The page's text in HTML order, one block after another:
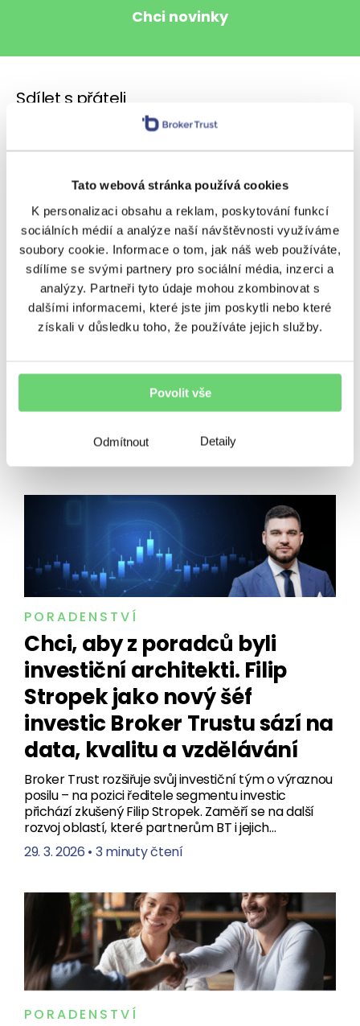
Detaily
Tato webová stránka používá cookies
K personalizaci obsahu a reklam, poskytování funkcí
sociálních médií a analýze naší návštěvnosti využíváme
soubory cookie. Informace o tom, jak náš web používáte,
sdílíme se svými partnery pro sociální média, inzerci a
analýzy. Partneři tyto údaje mohou zkombinovat s
dalšími informacemi, které jste jim poskytli nebo které
získali v důsledku toho, že používáte jejich služby.
Povolit vše
Odmítnout
Sdílet s přáteli
Další témata
BeTy Nezařazené
Ostatní
Podcasty
Poradenství
Regiony
Rizika
Úvěrování
Výnosy
SOUVISEJÍCÍ ČLÁNKY
PORADENSTVÍ
Chci, aby z poradců byli
investiční architekti. Filip
Stropek jako nový šéf
investic Broker Trustu sází na
data, kvalitu a vzdělávání
Broker Trust rozšiřuje svůj investiční tým o výraznou
posilu – na pozici ředitele segmentu investic
přichází zkušený Filip Stropek. Zaměří se na další
rozvoj oblastí, které partnerům BT i jejich…
29. 3. 2026 • 3 minuty čtení
PORADENSTVÍ